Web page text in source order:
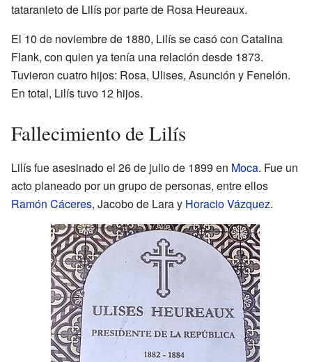
tataranieto de Lilís por parte de Rosa Heureaux.
El 10 de noviembre de 1880, Lilís se casó con Catalina
Flank, con quien ya tenía una relación desde 1873.
Tuvieron cuatro hijos: Rosa, Ulises, Asunción y Fenelón.
En total, Lilís tuvo 12 hijos.
Fallecimiento de Lilís
Lilís fue asesinado el 26 de julio de 1899 en Moca. Fue un
acto planeado por un grupo de personas, entre ellos
Ramón Cáceres, Jacobo de Lara y Horacio Vázquez.